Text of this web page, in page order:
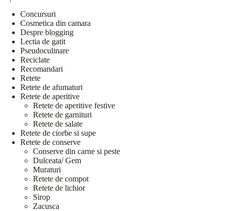
Concursuri
Cosmetica din camara
Despre blogging
Lectia de gatit
Pseudoculinare
Reciclate
Recomandari
Retete
Retete de afumaturi
Retete de aperitive
Retete de aperitive festive
Retete de garnituri
Retete de salate
Retete de ciorbe si supe
Retete de conserve
Conserve din carne si peste
Dulceata/ Gem
Muraturi
Retete de compot
Retete de lichior
Sirop
Zacusca